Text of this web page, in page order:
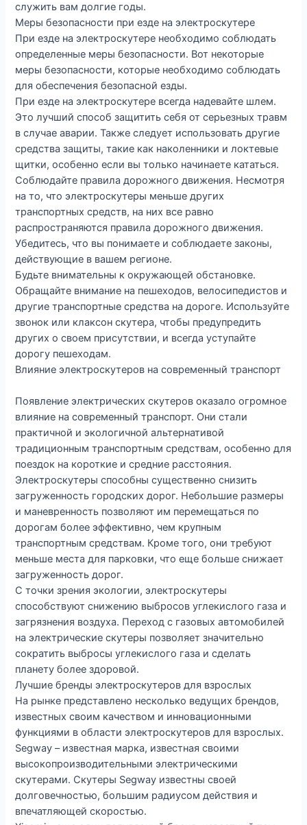
служить вам долгие годы.
Меры безопасности при езде на электроскутере
При езде на электроскутере необходимо соблюдать
определенные меры безопасности. Вот некоторые
меры безопасности, которые необходимо соблюдать
для обеспечения безопасной езды.
При езде на электроскутере всегда надевайте шлем.
Это лучший способ защитить себя от серьезных травм
в случае аварии. Также следует использовать другие
средства защиты, такие как наколенники и локтевые
щитки, особенно если вы только начинаете кататься.
Соблюдайте правила дорожного движения. Несмотря
на то, что электроскутеры меньше других
транспортных средств, на них все равно
распространяются правила дорожного движения.
Убедитесь, что вы понимаете и соблюдаете законы,
действующие в вашем регионе.
Будьте внимательны к окружающей обстановке.
Обращайте внимание на пешеходов, велосипедистов и
другие транспортные средства на дороге. Используйте
звонок или клаксон скутера, чтобы предупредить
других о своем присутствии, и всегда уступайте
дорогу пешеходам.
Влияние электроскутеров на современный транспорт
Появление электрических скутеров оказало огромное
влияние на современный транспорт. Они стали
практичной и экологичной альтернативой
традиционным транспортным средствам, особенно для
поездок на короткие и средние расстояния.
Электроскутеры способны существенно снизить
загруженность городских дорог. Небольшие размеры
и маневренность позволяют им перемещаться по
дорогам более эффективно, чем крупным
транспортным средствам. Кроме того, они требуют
меньше места для парковки, что еще больше снижает
загруженность дорог.
С точки зрения экологии, электроскутеры
способствуют снижению выбросов углекислого газа и
загрязнения воздуха. Переход с газовых автомобилей
на электрические скутеры позволяет значительно
сократить выбросы углекислого газа и сделать
планету более здоровой.
Лучшие бренды электроскутеров для взрослых
На рынке представлено несколько ведущих брендов,
известных своим качеством и инновационными
функциями в области электроскутеров для взрослых.
Segway – известная марка, известная своими
высокопроизводительными электрическими
скутерами. Скутеры Segway известны своей
долговечностью, большим радиусом действия и
впечатляющей скоростью.